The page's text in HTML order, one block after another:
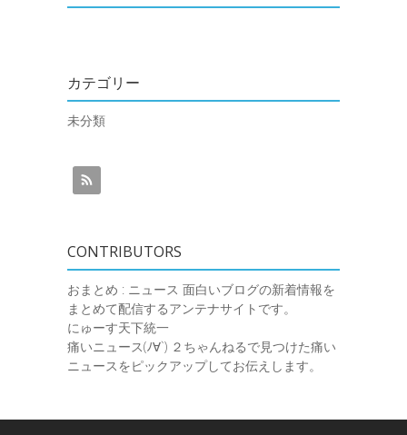
カテゴリー
未分類
CONTRIBUTORS
おまとめ : ニュース 面白いブログの新着情報を
まとめて配信するアンテナサイトです。
にゅーす天下統一
痛いニュース(ﾉ∀`) ２ちゃんねるで見つけた痛い
ニュースをピックアップしてお伝えします。